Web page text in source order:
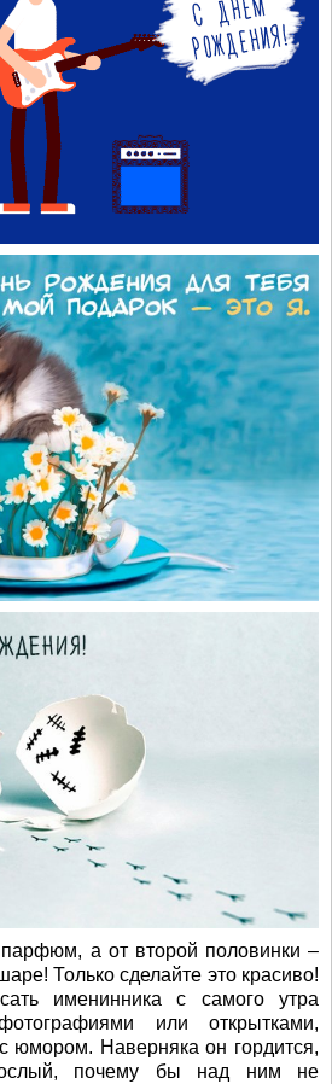
а от второй половинки –
Только сделайте это красиво!
именинника с самого утра
или открытками,
юмором. Наверняка он гордится,
почему бы над ним не